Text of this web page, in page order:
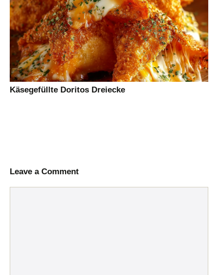
Käsegefüllte Doritos Dreiecke
Leave a Comment